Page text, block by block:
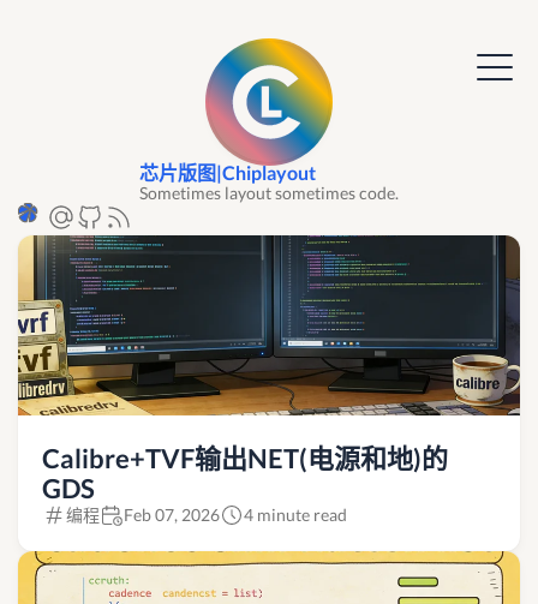
芯片版图|Chiplayout
Sometimes layout sometimes code.
Calibre+TVF输出NET(电源和地)的
GDS
编程 Feb 07, 2026 4 minute read